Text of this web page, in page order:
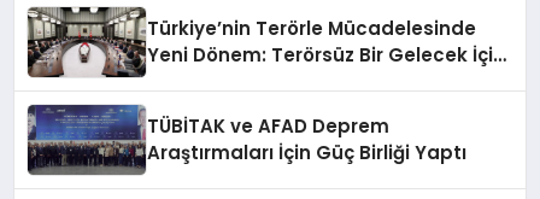
Türkiye’nin Terörle Mücadelesinde
Yeni Dönem: Terörsüz Bir Gelecek İçin
TÜBİTAK ve AFAD Deprem
Araştırmaları İçin Güç Birliği Yaptı